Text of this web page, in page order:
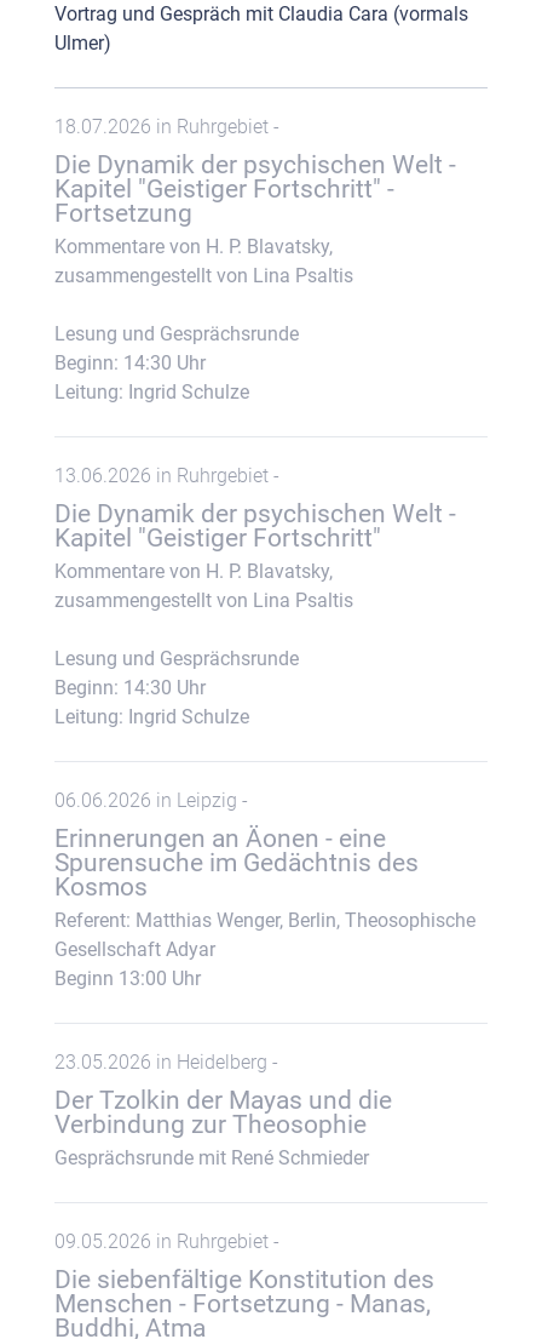
Vortrag und Gespräch mit Claudia Cara (vormals
Ulmer)
18.07.2026 in Ruhrgebiet -
Die Dynamik der psychischen Welt -
Kapitel "Geistiger Fortschritt" -
Fortsetzung
Kommentare von H. P. Blavatsky,
zusammengestellt von Lina Psaltis
Lesung und Gesprächsrunde
Beginn: 14:30 Uhr
Leitung: Ingrid Schulze
13.06.2026 in Ruhrgebiet -
Die Dynamik der psychischen Welt -
Kapitel "Geistiger Fortschritt"
Kommentare von H. P. Blavatsky,
zusammengestellt von Lina Psaltis
Lesung und Gesprächsrunde
Beginn: 14:30 Uhr
Leitung: Ingrid Schulze
06.06.2026 in Leipzig -
Erinnerungen an Äonen - eine
Spurensuche im Gedächtnis des
Kosmos
Referent: Matthias Wenger, Berlin, Theosophische
Gesellschaft Adyar
Beginn 13:00 Uhr
23.05.2026 in Heidelberg -
Der Tzolkin der Mayas und die
Verbindung zur Theosophie
Gesprächsrunde mit René Schmieder
09.05.2026 in Ruhrgebiet -
Die siebenfältige Konstitution des
Menschen - Fortsetzung - Manas,
Buddhi, Atma